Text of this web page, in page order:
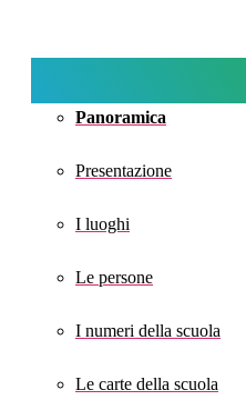
Panoramica
Presentazione
I luoghi
Le persone
I numeri della scuola
Le carte della scuola